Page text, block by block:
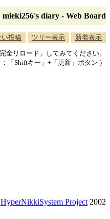
mieki256's diary - Web Board
い投稿 ツリー表示 新着表示
リロード」してみてください。
「Shiftキー」+「更新」ボタン ）
HyperNikkiSystem Project 2002